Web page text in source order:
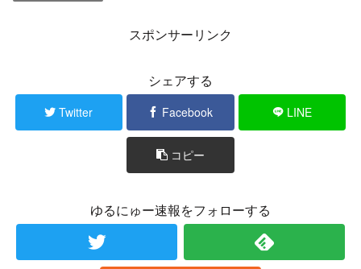
スポンサーリンク
シェアする
Twitter Facebook LINE
コピー
ゆるにゅー速報をフォローする